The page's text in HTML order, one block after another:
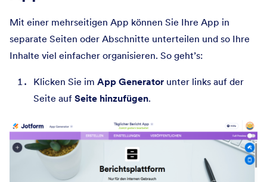
Mit einer mehrseitigen App können Sie Ihre App in
separate Seiten oder Abschnitte unterteilen und so Ihre
Inhalte viel einfacher organisieren. So geht’s:
Klicken Sie im App Generator unter links auf der
Seite auf Seite hinzufügen.